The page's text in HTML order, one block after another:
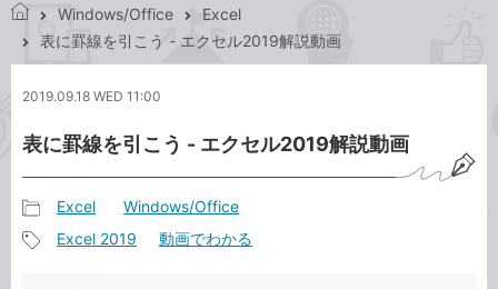
で
ネ
ト
Windows/Office
Excel
表に罫線を引こう - エクセル2019解説動画
2019.09.18 WED 11:00
表に罫線を引こう - エクセル2019解説動画
事
Excel Windows/Office
Excel 2019 動画でわかる